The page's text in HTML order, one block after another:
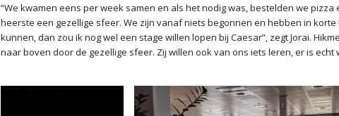
“We kwamen eens per week samen en als het nodig was, bestelden we pizza
heerste een gezellige sfeer. We zijn vanaf niets begonnen en hebben in korte
kunnen, dan zou ik nog wel een stage willen lopen bij Caesar”, zegt Jorai.
naar boven door de gezellige sfeer. Zij willen ook van ons iets leren, er is echt